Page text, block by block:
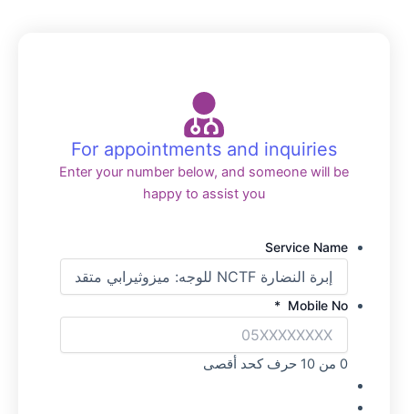
For appointments and inquiries
Enter your number below, and someone will be
happy to assist you
Service Name
Mobile No
*
0 من 10 حرف كحد أقصى